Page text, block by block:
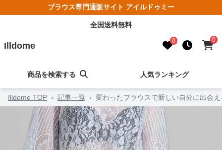
ブラウス専門通販サイト アイルドゥミー
全国送料無料
Illdome 0 0
商品を検索する 人気ランキング
Illdome TOP › 記事一覧 › 変わったブラウスで新しい自分に出会